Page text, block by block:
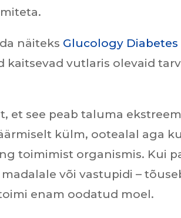
näiteks Glucology
kaitsevad vutlaris olevaid
et see peab taluma
külm, ootealal aga
toimimist organismis. Kui
või vastupidi –
enam oodatud moel.